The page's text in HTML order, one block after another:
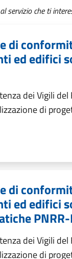
servizio che ti
di
ed edifici
dei Vigili
di
di
ed edifici
dei Vigili
di